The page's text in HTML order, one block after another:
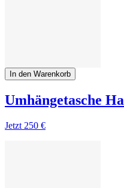
In den Warenkorb
Umhängetasche
Jetzt 250 €